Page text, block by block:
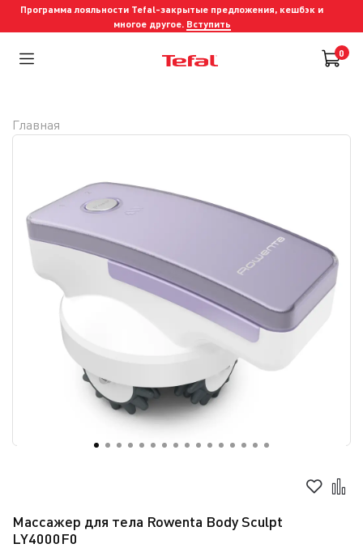
Программа лояльности Tefal-закрытые предложения, кешбэк и
многое другое. Вступить
0
Массажер для тела Rowenta Body Sculpt
LY4000F0
Главная